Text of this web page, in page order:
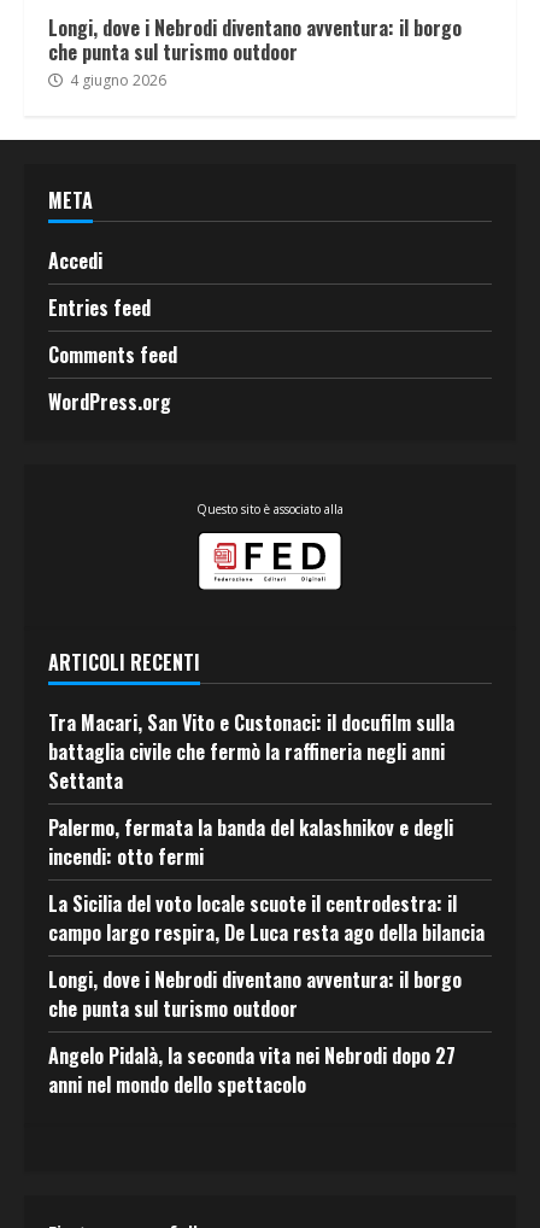
Longi, dove i Nebrodi diventano avventura: il borgo
che punta sul turismo outdoor
4 giugno 2026
META
Accedi
Entries feed
Comments feed
WordPress.org
Questo sito è associato alla
ARTICOLI RECENTI
Tra Macari, San Vito e Custonaci: il docufilm sulla
battaglia civile che fermò la raffineria negli anni
Settanta
Palermo, fermata la banda del kalashnikov e degli
incendi: otto fermi
La Sicilia del voto locale scuote il centrodestra: il
campo largo respira, De Luca resta ago della bilancia
Longi, dove i Nebrodi diventano avventura: il borgo
che punta sul turismo outdoor
Angelo Pidalà, la seconda vita nei Nebrodi dopo 27
anni nel mondo dello spettacolo